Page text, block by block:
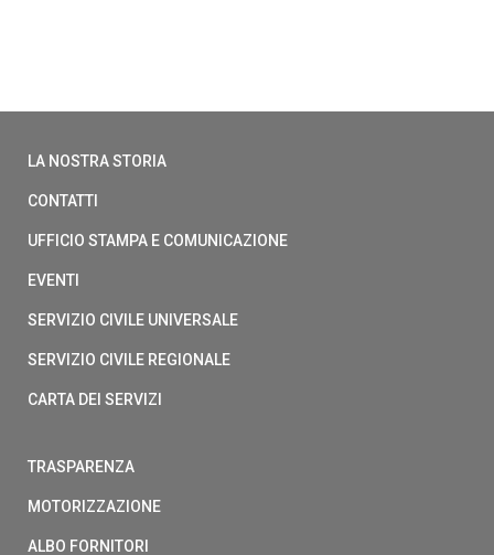
LA NOSTRA STORIA
CONTATTI
UFFICIO STAMPA E COMUNICAZIONE
EVENTI
SERVIZIO CIVILE UNIVERSALE
SERVIZIO CIVILE REGIONALE
CARTA DEI SERVIZI
TRASPARENZA
MOTORIZZAZIONE
ALBO FORNITORI